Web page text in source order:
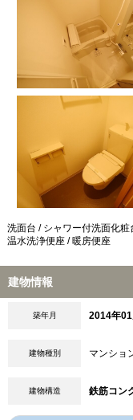
洗面台 / シャワー付洗面化
温水洗浄便座 / 暖房便座
建物情報
築年月 2014年
建物種別 マンショ
建物構造 鉄筋コン